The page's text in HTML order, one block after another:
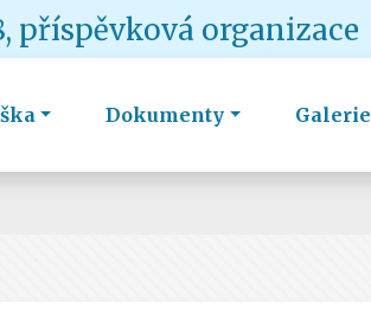
příspěvková organizace
Dokumenty Galerie